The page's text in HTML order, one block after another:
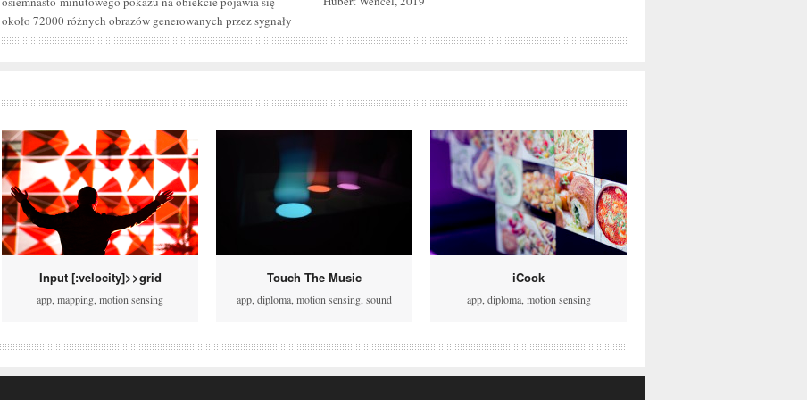
około 72000 różnych obrazów generowanych przez sygnały
Input [:velocity]>>grid
app mapping motion sensing
Touch The Music
app diploma motion sensing sound
iCook
app, diploma, motion sensing